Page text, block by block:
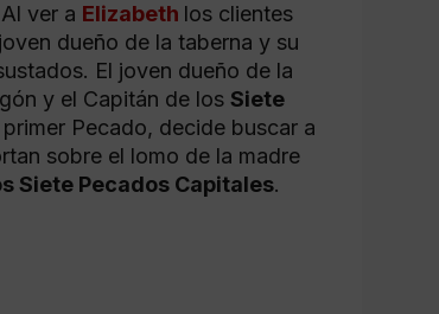
ver a Elizabeth los clientes
dueño de la taberna y su
El joven dueño de la
y el Capitán de los Siete
Pecado, decide buscar a
sobre el lomo de la madre
Siete Pecados Capitales.